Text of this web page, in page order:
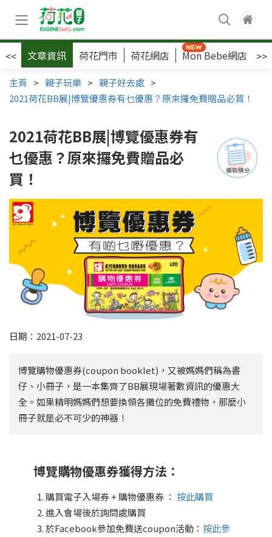
<< 文章資訊 荷花門市 荷花網店 Mon Bebe網店 >>
主頁 > 親子玩樂 > 親子好去處 >
2021荷花BB展|博覽優惠券有乜優惠？原來攞免費贈品必買！
2021荷花BB展|博覽優惠券有
乜優惠？原來攞免費贈品必
買！
日期：2021-07-23
博覽購物優惠券(coupon booklet)，又被媽媽們稱為書
仔、小冊子，是一本集齊了BB展現場著數資訊的優惠大
全。如果精明媽媽們想要換領各攤位的免費禮物，那麼小
冊子就是必不可少的神器！
博覽購物優惠券獲得方法：
購買電子入場券 + 購物優惠券 ： 按此購買
進入會場後於詢問處購買
於Facebook參加免費送coupon活動： 按此參